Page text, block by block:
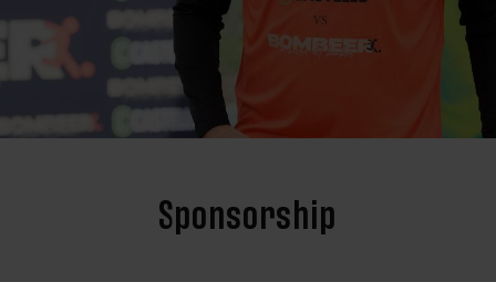
Sponsorship